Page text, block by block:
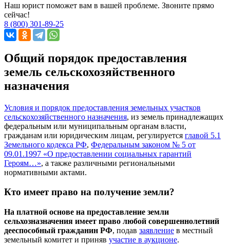
Наш юрист поможет вам в вашей проблеме. Звоните прямо
сейчас!
8 (800) 301-89-25
Общий порядок предоставления
земель сельскохозяйственного
назначения
Условия и порядок предоставления земельных участков
сельскохозяйственного назначения, из земель принадлежащих
федеральным или муниципальным органам власти,
гражданам или юридическим лицам, регулируется главой 5.1
Земельного кодекса РФ, Федеральным законом № 5 от
09.01.1997 «О предоставлении социальных гарантий
Героям…», а также различными региональными
нормативными актами.
Кто имеет право на получение земли?
На платной основе на предоставление земли
сельхозназначения имеет право любой совершеннолетний
дееспособный гражданин РФ, подав заявление в местный
земельный комитет и приняв участие в аукционе.